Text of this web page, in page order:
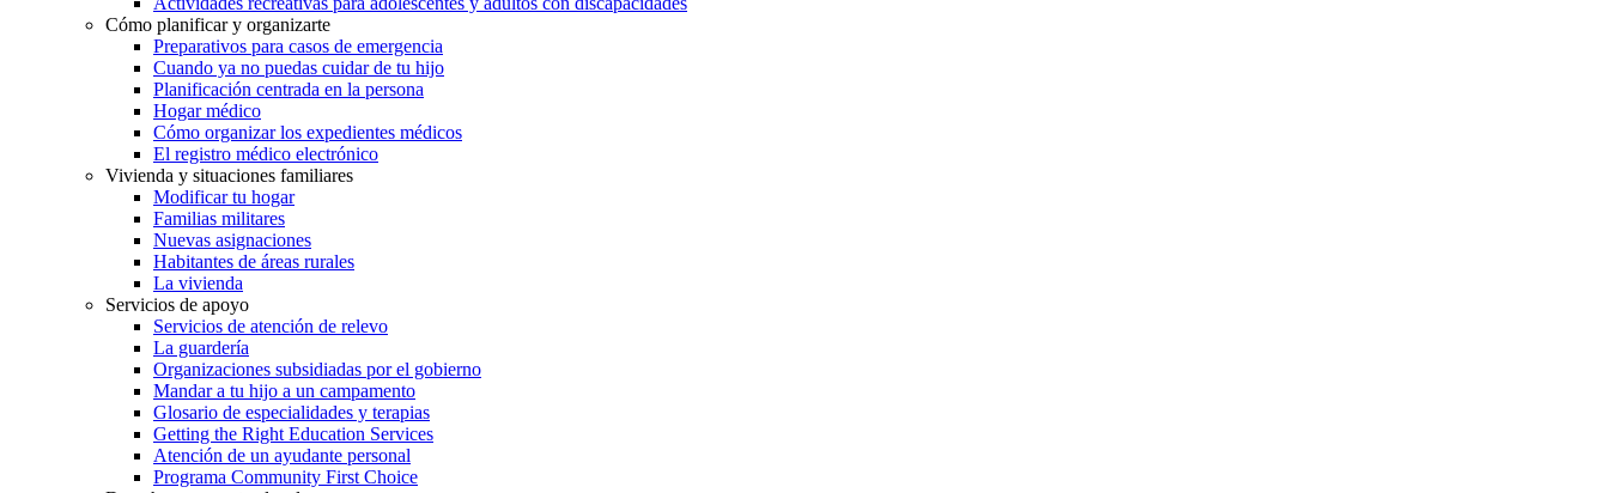
Cómo planificar y organizarte
Preparativos para casos de emergencia
Cuando ya no puedas cuidar de tu hijo
Planificación centrada en la persona
Hogar médico
Cómo organizar los expedientes médicos
El registro médico electrónico
Vivienda y situaciones familiares
Modificar tu hogar
Familias militares
Nuevas asignaciones
Habitantes de áreas rurales
La vivienda
Servicios de apoyo
Servicios de atención de relevo
La guardería
Organizaciones subsidiadas por el gobierno
Mandar a tu hijo a un campamento
Glosario de especialidades y terapias
Getting the Right Education Services
Atención de un ayudante personal
Programa Community First Choice